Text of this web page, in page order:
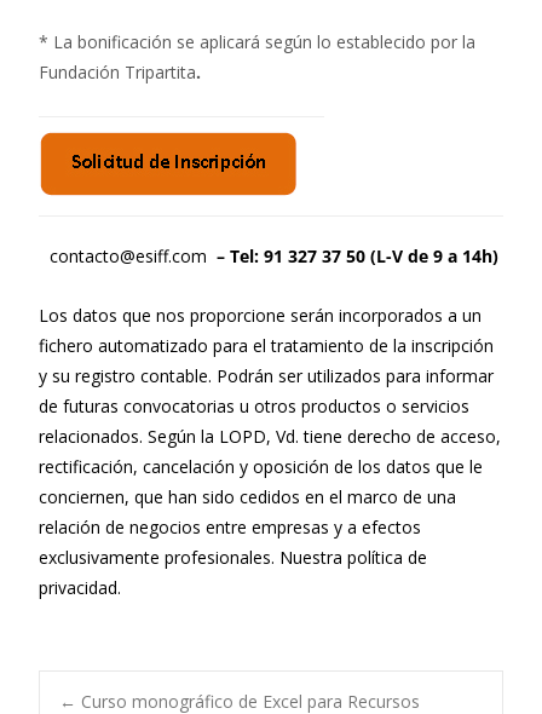
* La bonificación se aplicará según lo establecido por la
Fundación Tripartita.
contacto@esiff.com – Tel: 91 327 37 50 (L-V de 9 a 14h)
Los datos que nos proporcione serán incorporados a un
fichero automatizado para el tratamiento de la inscripción
y su registro contable. Podrán ser utilizados para informar
de futuras convocatorias u otros productos o servicios
relacionados. Según la LOPD, Vd. tiene derecho de acceso,
rectificación, cancelación y oposición de los datos que le
conciernen, que han sido cedidos en el marco de una
relación de negocios entre empresas y a efectos
exclusivamente profesionales. Nuestra política de
privacidad.
← Curso monográfico de Excel para Recursos